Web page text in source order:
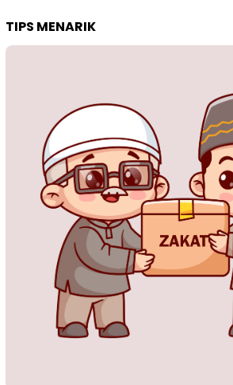
TIPS MENARIK